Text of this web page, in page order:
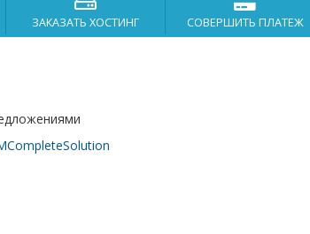
ЗАКАЗАТЬ ХОСТИНГ СОВЕРШИТЬ ПЛАТЕЖ